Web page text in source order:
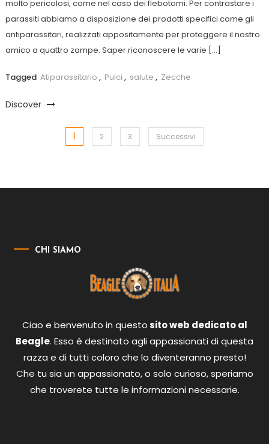
molto pericolosi, come nel caso dei flebotomi. Per contrastare i
parassiti abbiamo a disposizione dei prodotti specifici come gli
antiparassitari, realizzati appositamente per proteggere il nostro
amico a quattro zampe. Saper riconoscere le varie […]
Tagged Atiparassitario , Pulci , salute , Zecche
Discover
Paginazione
articoli
1 2 3 Successivi
CHI SIAMO
Ciao e benvenuto in questosito web dedicato al
Beagle. Esso è destinato agli appassionati di questa
razza e di tutti coloro che lo diventeranno presto!
Che tu sia un appassionato, o solo curioso, speriamo
che troverete tutte le informazioni necessarie.